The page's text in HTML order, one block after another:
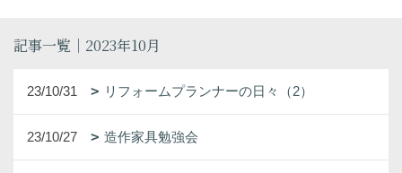
記事一覧｜2023年10月
23/10/31 リフォームプランナーの日々（2）
23/10/27 造作家具勉強会